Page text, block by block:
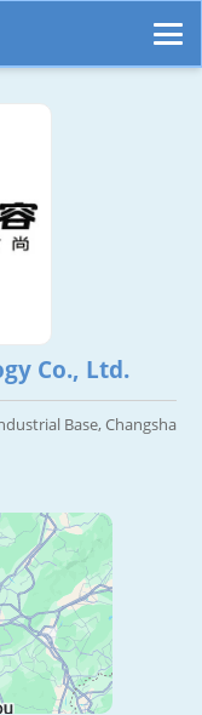
Co., Ltd.
Base, Changsha